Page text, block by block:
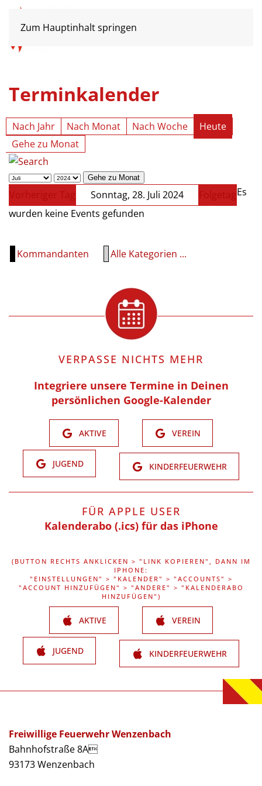
Zum Hauptinhalt springen
Terminkalender
Nach Jahr Nach Monat Nach Woche
Heute
Gehe zu Monat
Gehe zu Monat
Vorheriger Tag Sonntag, 28. Juli 2024 FolgetagEs
wurden keine Events gefunden
Kommandanten Alle Kategorien ...
VERPASSE NICHTS MEHR
Integriere unsere Termine in Deinen
persönlichen Google-Kalender
AKTIVE VEREIN
JUGEND KINDERFEUERWEHR
FÜR APPLE USER
Kalenderabo (.ics) für das iPhone
(BUTTON RECHTS ANKLICKEN > "LINK KOPIEREN", DANN IM
IPHONE:
"EINSTELLUNGEN" > "KALENDER" > "ACCOUNTS" >
"ACCOUNT HINZUFÜGEN" > "ANDERE" > "KALENDERABO
HINZUFÜGEN")
AKTIVE VEREIN
JUGEND KINDERFEUERWEHR
Freiwillige Feuerwehr Wenzenbach
Bahnhofstraße 8A
93173 Wenzenbach